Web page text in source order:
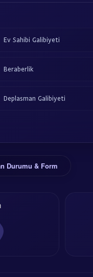
Ev Sahibi Galibiyeti
Beraberlik
Deplasman Galibiyeti
Durumu & Form